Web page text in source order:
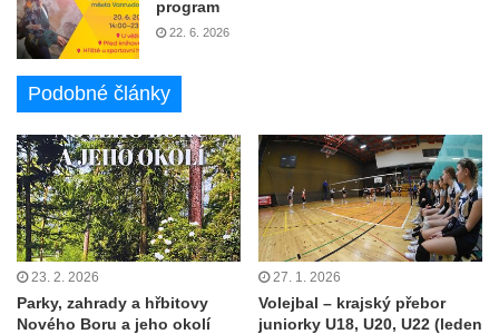
program
22. 6. 2026
Podobné články
23. 2. 2026
Parky, zahrady a hřbitovy
Nového Boru a jeho okolí
27. 1. 2026
Volejbal – krajský přebor
juniorky U18, U20, U22 (leden